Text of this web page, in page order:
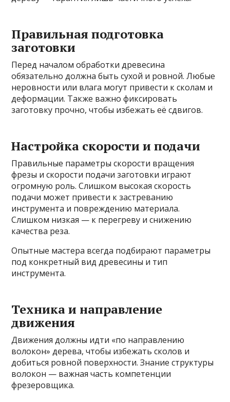
Правильная подготовка
заготовки
Перед началом обработки древесина
обязательно должна быть сухой и ровной. Любые
неровности или влага могут привести к сколам и
деформации. Также важно фиксировать
заготовку прочно, чтобы избежать её сдвигов.
Настройка скорости и подачи
Правильные параметры скорости вращения
фрезы и скорости подачи заготовки играют
огромную роль. Слишком высокая скорость
подачи может привести к застреванию
инструмента и повреждению материала.
Слишком низкая — к перегреву и снижению
качества реза.
Опытные мастера всегда подбирают параметры
под конкретный вид древесины и тип
инструмента.
Техника и направление
движения
Движения должны идти «по направлению
волокон» дерева, чтобы избежать сколов и
добиться ровной поверхности. Знание структуры
волокон — важная часть компетенции
фрезеровщика.